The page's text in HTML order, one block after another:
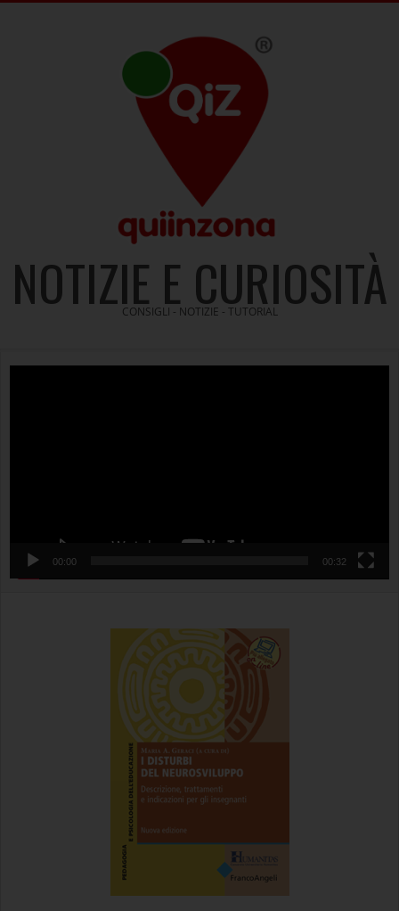
NOTIZIE E CURIOSITÀ
CONSIGLI - NOTIZIE - TUTORIAL
00:00 00:32